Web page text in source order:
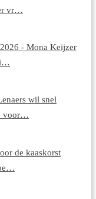
vr…
- Mona Keijzer
wil snel
voor…
de kaaskorst